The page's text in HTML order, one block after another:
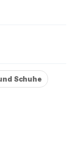
Schuhe